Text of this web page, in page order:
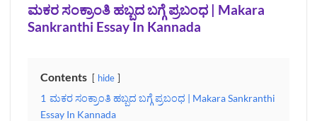
ಮಕರ ಸಂಕ್ರಾಂತಿ ಹಬ್ಬದ ಬಗ್ಗೆ ಪ್ರಬಂಧ | Makara
Sankranthi Essay In Kannada
Contents hide
1 ಮಕರ ಸಂಕ್ರಾಂತಿ ಹಬ್ಬದ ಬಗ್ಗೆ ಪ್ರಬಂಧ | Makara Sankranthi
Essay In Kannada